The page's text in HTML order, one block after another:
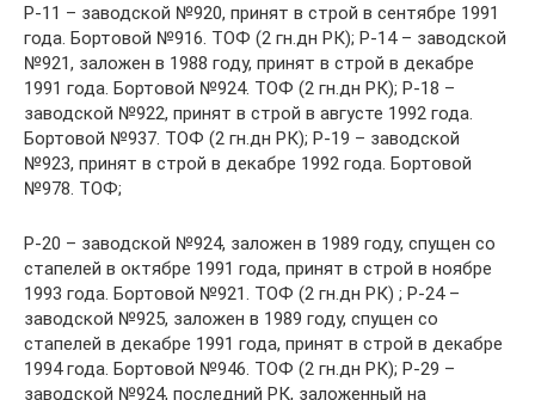
Р-11 – заводской №920, принят в строй в сентябре 1991
года. Бортовой №916. ТОФ (2 гн.дн РК); Р-14 – заводской
№921, заложен в 1988 году, принят в строй в декабре
1991 года. Бортовой №924. ТОФ (2 гн.дн РК); Р-18 –
заводской №922, принят в строй в августе 1992 года.
Бортовой №937. ТОФ (2 гн.дн РК); Р-19 – заводской
№923, принят в строй в декабре 1992 года. Бортовой
№978. ТОФ;
Р-20 – заводской №924, заложен в 1989 году, спущен со
стапелей в октябре 1991 года, принят в строй в ноябре
1993 года. Бортовой №921. ТОФ (2 гн.дн РК) ; Р-24 –
заводской №925, заложен в 1989 году, спущен со
стапелей в декабре 1991 года, принят в строй в декабре
1994 года. Бортовой №946. ТОФ (2 гн.дн РК); Р-29 –
заводской №924, последний РК, заложенный на